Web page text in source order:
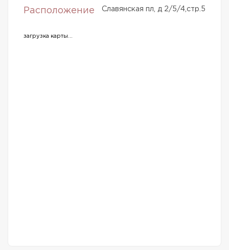
Расположение Славянская пл, д 2/5/4,стр.5
загрузка карты...